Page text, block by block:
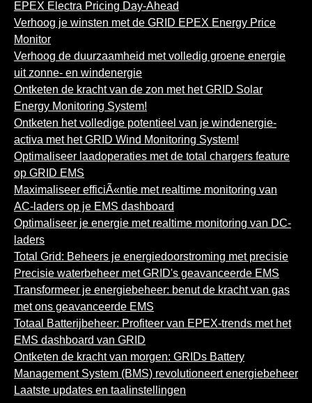
EPEX Electra Pricing Day-Ahead
Verhoog je winsten met de GRID EPEX Energy Price
Monitor
Verhoog de duurzaamheid met volledig groene energie
uit zonne- en windenergie
Ontketen de kracht van de zon met het GRID Solar
Energy Monitoring System!
Ontketen het volledige potentieel van je windenergie-
activa met het GRID Wind Monitoring System!
Optimaliseer laadoperaties met de total chargers feature
op GRID EMS
Maximaliseer efficiÃ«ntie met realtime monitoring van
AC-laders op je EMS dashboard
Optimaliseer je energie met realtime monitoring van DC-
laders
Total Grid: Beheers je energiedoorstroming met precisie
Precisie waterbeheer met GRID's geavanceerde EMS
Transformeer je energiebeheer: benut de kracht van gas
met ons geavanceerde EMS
Totaal Batterijbeheer: Profiteer van EPEX-trends met het
EMS dashboard van GRID
Ontketen de kracht van morgen: GRIDs Battery
Management System (BMS) revolutioneert energiebeheer
Laatste updates en taalinstellingen